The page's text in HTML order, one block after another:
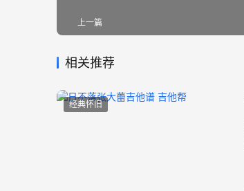
上一篇
相关推荐
经典怀旧